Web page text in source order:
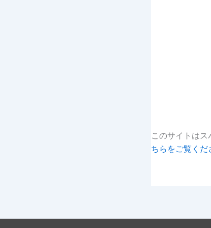
このサイトは
ちらをご覧くだ